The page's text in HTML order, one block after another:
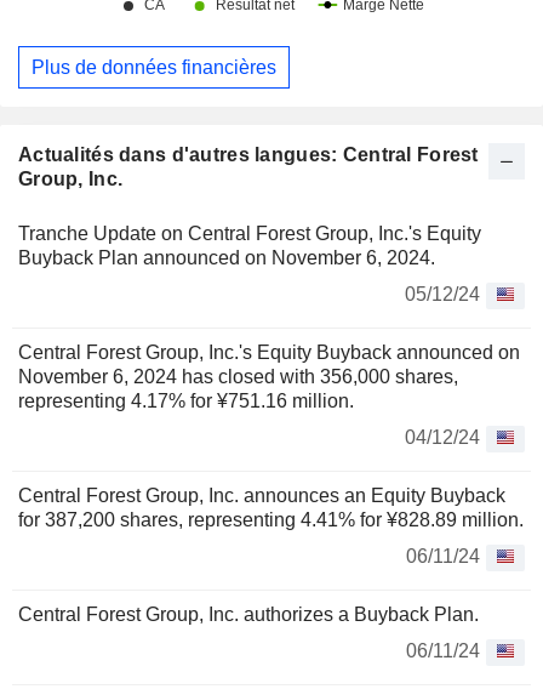
Actualités dans d'autres langues: Central Forest
Group, Inc.
Tranche Update on Central Forest Group, Inc.'s Equity
Buyback Plan announced on November 6, 2024.
05/12/24
Central Forest Group, Inc.'s Equity Buyback announced on
November 6, 2024 has closed with 356,000 shares,
representing 4.17% for ¥751.16 million.
04/12/24
Central Forest Group, Inc. announces an Equity Buyback
for 387,200 shares, representing 4.41% for ¥828.89 million.
06/11/24
Central Forest Group, Inc. authorizes a Buyback Plan.
06/11/24
Plus de données financières